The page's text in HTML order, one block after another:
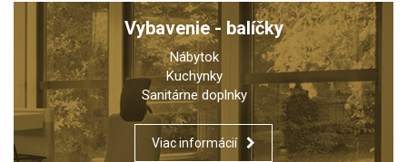
Vybavenie - balíčky
Nábytok
Kuchynky
Sanitárne doplnky
Viac informácií